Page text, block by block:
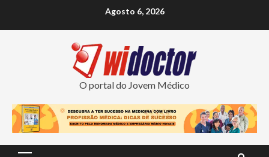
Agosto 6, 2026
O portal do Jovem Médico